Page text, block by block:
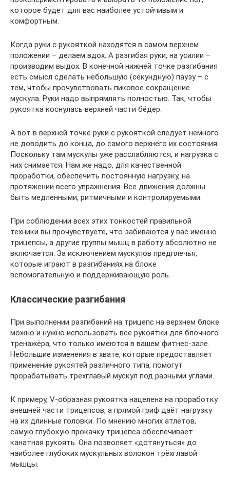
которое будет для вас наиболее устойчивым и
комфортным.
Когда руки с рукояткой находятся в самом верхнем
положении – делаем вдох. А разгибая руки, на усилии –
производим выдох. В конечной нижней точке разгибания
есть смысл сделать небольшую (секундную) паузу – с
тем, чтобы прочувствовать пиковое сокращение
мускула. Руки надо выпрямлять полностью. Так, чтобы
рукоятка коснулась верхней части бёдер.
А вот в верхней точке руки с рукояткой следует немного
не доводить до конца, до самого верхнего их состояния.
Поскольку там мускулы уже расслабляются, и нагрузка с
них снимается. Нам же надо, для качественной
проработки, обеспечить постоянную нагрузку, на
протяжении всего упражнения. Все движения должны
быть медленными, ритмичными и контролируемыми.
При соблюдении всех этих тонкостей правильной
техники вы прочувствуете, что забиваются у вас именно
трицепсы, а другие группы мышц в работу абсолютно не
включается. За исключением мускулов предплечья,
которые играют в разгибаниях на блоке
вспомогательную и поддерживающую роль.
Классические разгибания
При выполнении разгибаний на трицепс на верхнем блоке
можно и нужно использовать все рукоятки для блочного
тренажёра, что только имеются в вашем фитнес-зале.
Небольшие изменения в хвате, которые предоставляет
применение рукоятей различного типа, помогут
прорабатывать трёхглавый мускул под разными углами.
К примеру, V-образная рукоятка нацелена на проработку
внешней части трицепсов, а прямой гриф даёт нагрузку
на их длинные головки. По мнению многих атлетов,
самую глубокую прокачку трицепса обеспечивает
канатная рукоять. Она позволяет «дотянуться» до
наиболее глубоких мускульных волокон трёхглавой
мышцы.